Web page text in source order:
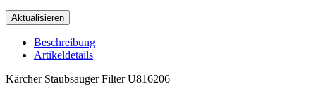
Beschreibung
Artikeldetails
Kärcher Staubsauger Filter U816206